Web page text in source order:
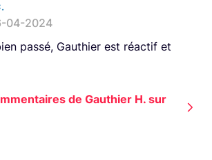
04-2024
passé, Gauthier est réactif et
de Gauthier H. sur